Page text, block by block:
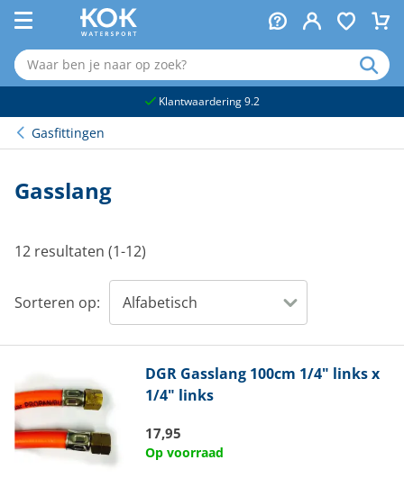
Klantwaardering 9.2
Gasfittingen
Gasslang
12 resultaten (1-12)
Sorteren op:
DGR Gasslang 100cm 1/4" links x
1/4" links
17,95
Op voorraad